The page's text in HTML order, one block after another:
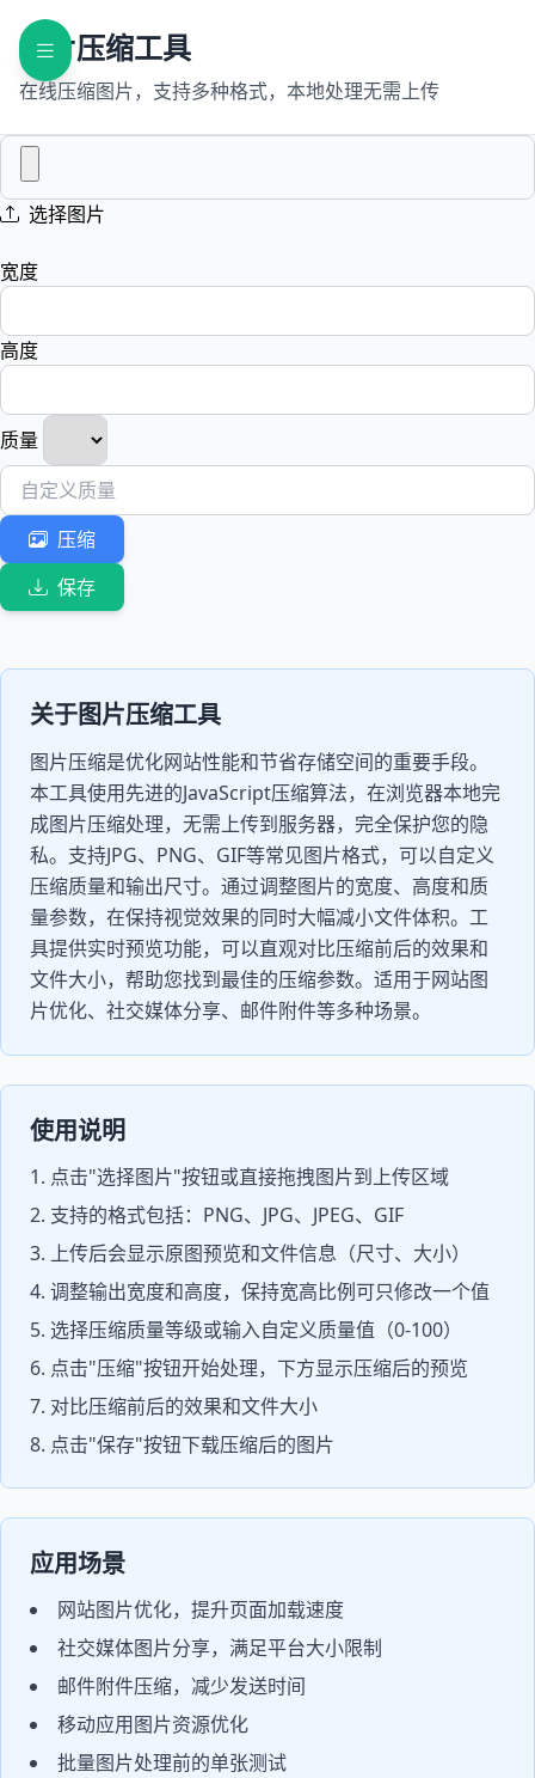
图片压缩工具
在线压缩图片，支持多种格式，本地处理无需上传
选择图片
宽度
高度
质量
压缩
保存
关于图片压缩工具
图片压缩是优化网站性能和节省存储空间的重要手段。
本工具使用先进的JavaScript压缩算法，在浏览器本地完
成图片压缩处理，无需上传到服务器，完全保护您的隐
私。支持JPG、PNG、GIF等常见图片格式，可以自定义
压缩质量和输出尺寸。通过调整图片的宽度、高度和质
量参数，在保持视觉效果的同时大幅减小文件体积。工
具提供实时预览功能，可以直观对比压缩前后的效果和
文件大小，帮助您找到最佳的压缩参数。适用于网站图
片优化、社交媒体分享、邮件附件等多种场景。
使用说明
点击"选择图片"按钮或直接拖拽图片到上传区域
支持的格式包括：PNG、JPG、JPEG、GIF
上传后会显示原图预览和文件信息（尺寸、大小）
调整输出宽度和高度，保持宽高比例可只修改一个值
选择压缩质量等级或输入自定义质量值（0-100）
点击"压缩"按钮开始处理，下方显示压缩后的预览
对比压缩前后的效果和文件大小
点击"保存"按钮下载压缩后的图片
应用场景
网站图片优化，提升页面加载速度
社交媒体图片分享，满足平台大小限制
邮件附件压缩，减少发送时间
移动应用图片资源优化
批量图片处理前的单张测试